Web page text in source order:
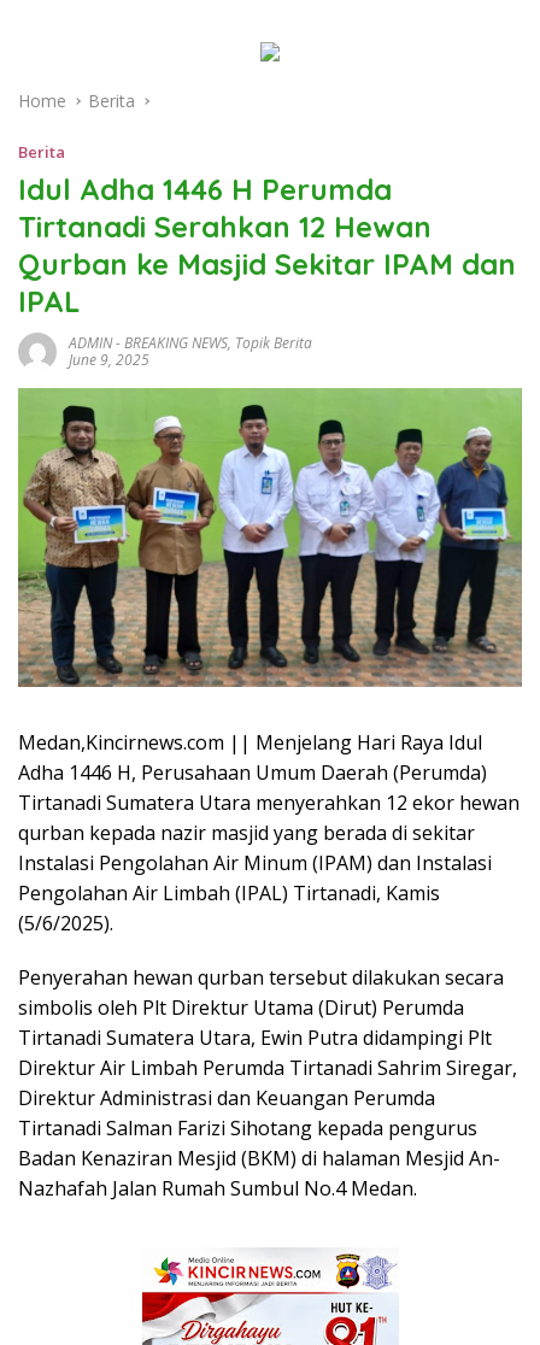
Home Berita
Berita
Idul Adha 1446 H Perumda
Tirtanadi Serahkan 12 Hewan
Qurban ke Masjid Sekitar IPAM dan
IPAL
ADMIN-BREAKING NEWS, Topik Berita
June 9, 2025
Medan,Kincirnews.com || Menjelang Hari Raya Idul
Adha 1446 H, Perusahaan Umum Daerah (Perumda)
Tirtanadi Sumatera Utara menyerahkan 12 ekor hewan
qurban kepada nazir masjid yang berada di sekitar
Instalasi Pengolahan Air Minum (IPAM) dan Instalasi
Pengolahan Air Limbah (IPAL) Tirtanadi, Kamis
(5/6/2025).
Penyerahan hewan qurban tersebut dilakukan secara
simbolis oleh Plt Direktur Utama (Dirut) Perumda
Tirtanadi Sumatera Utara, Ewin Putra didampingi Plt
Direktur Air Limbah Perumda Tirtanadi Sahrim Siregar,
Direktur Administrasi dan Keuangan Perumda
Tirtanadi Salman Farizi Sihotang kepada pengurus
Badan Kenaziran Mesjid (BKM) di halaman Mesjid An-
Nazhafah Jalan Rumah Sumbul No.4 Medan.